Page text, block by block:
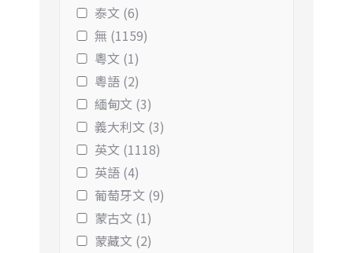
泰文 (6)
無 (1159)
粵文 (1)
粵語 (2)
緬甸文 (3)
義大利文 (3)
英文 (1118)
英語 (4)
葡萄牙文 (9)
蒙古文 (1)
蒙藏文 (2)